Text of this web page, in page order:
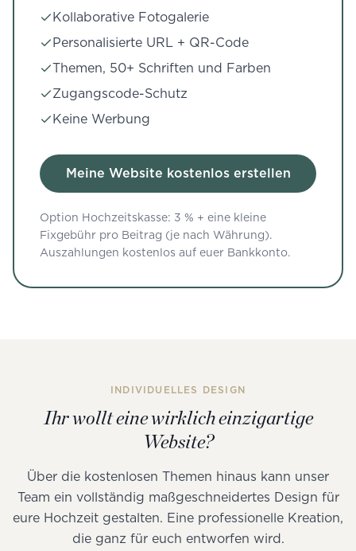
Kollaborative Fotogalerie
Personalisierte URL + QR-Code
Themen, 50+ Schriften und Farben
Zugangscode-Schutz
Keine Werbung
Meine Website kostenlos erstellen
Option Hochzeitskasse: 3 % + eine kleine
Fixgebühr pro Beitrag (je nach Währung).
Auszahlungen kostenlos auf euer Bankkonto.
INDIVIDUELLES DESIGN
Ihr wollt eine wirklich einzigartige
Website?
Über die kostenlosen Themen hinaus kann unser
Team ein vollständig maßgeschneidertes Design für
eure Hochzeit gestalten. Eine professionelle Kreation,
die ganz für euch entworfen wird.